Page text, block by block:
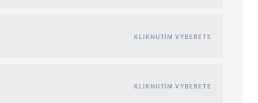
KLIKNUTÍM VYBERETE
KLIKNUTÍM VYBERETE